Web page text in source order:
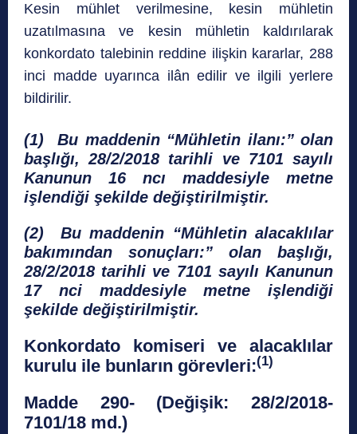
Kesin mühlet verilmesine, kesin mühletin
uzatılmasına ve kesin mühletin kaldırılarak
konkordato talebinin reddine ilişkin kararlar, 288
inci madde uyarınca ilân edilir ve ilgili yerlere
bildirilir.
(1) Bu maddenin “Mühletin ilanı:” olan
başlığı, 28/2/2018 tarihli ve 7101 sayılı
Kanunun 16 ncı maddesiyle metne
işlendiği şekilde değiştirilmiştir.
(2) Bu maddenin “Mühletin alacaklılar
bakımından sonuçları:” olan başlığı,
28/2/2018 tarihli ve 7101 sayılı Kanunun
17 nci maddesiyle metne işlendiği
şekilde değiştirilmiştir.
Konkordato komiseri ve alacaklılar
kurulu ile bunların görevleri:(1)
Madde 290- (Değişik: 28/2/2018-
7101/18 md.)